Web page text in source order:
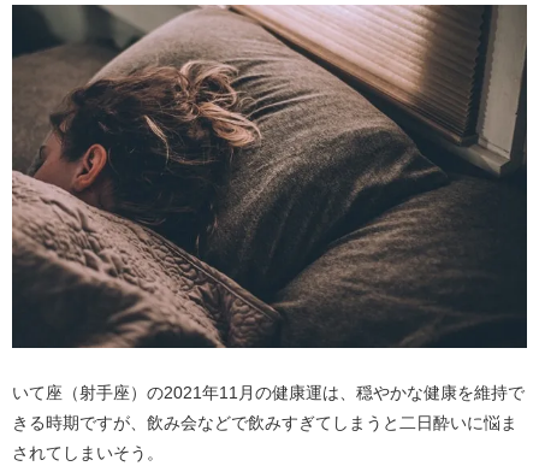
いて座（射手座）の2021年11月の健康運は、穏やかな健康を維持で
きる時期ですが、飲み会などで飲みすぎてしまうと二日酔いに悩ま
されてしまいそう。